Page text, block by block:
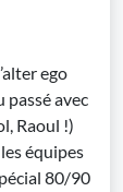
ego
avec
Raoul !)
équipes
80/90